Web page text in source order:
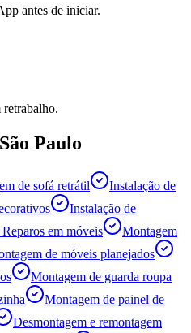
antes de iniciar.
retrabalho.
São Paulo
de sofá retrátil
Instalação de
Instalação de
em móveis
Montagem
de móveis planejados
Montagem de guarda roupa
Montagem de painel de
Desmontagem e remontagem